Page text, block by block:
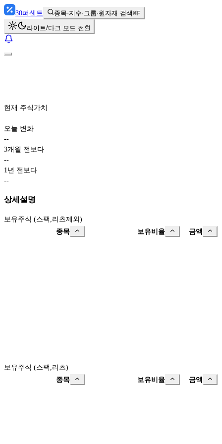
30퍼센트 종목·지수·그룹·원자재 검색⌘F
라이트/다크 모드 전환
현재 주식가치
오늘 변화
--
3개월 전보다
--
1년 전보다
--
상세설명
보유주식 (스팩,리츠제외)
종목
보유비율 금액
보유주식 (스팩,리츠)
종목
보유비율 금액